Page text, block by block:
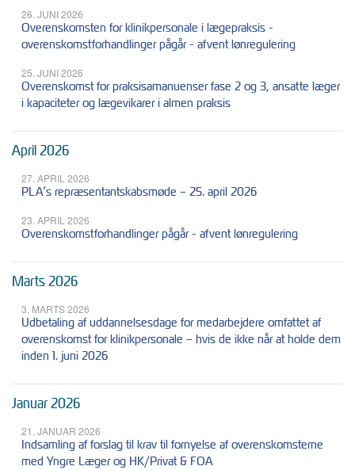
26. JUNI 2026
Overenskomsten for klinikpersonale i lægepraksis -
overenskomstforhandlinger pågår - afvent lønregulering
25. JUNI 2026
Overenskomst for praksisamanuenser fase 2 og 3, ansatte læger
i kapaciteter og lægevikarer i almen praksis
April 2026
27. APRIL 2026
PLA’s repræsentantskabsmøde – 25. april 2026
23. APRIL 2026
Overenskomstforhandlinger pågår - afvent lønregulering
Marts 2026
3. MARTS 2026
Udbetaling af uddannelsesdage for medarbejdere omfattet af
overenskomst for klinikpersonale – hvis de ikke når at holde dem
inden 1. juni 2026
Januar 2026
21. JANUAR 2026
Indsamling af forslag til krav til fornyelse af overenskomsterne
med Yngre Læger og HK/Privat & FOA